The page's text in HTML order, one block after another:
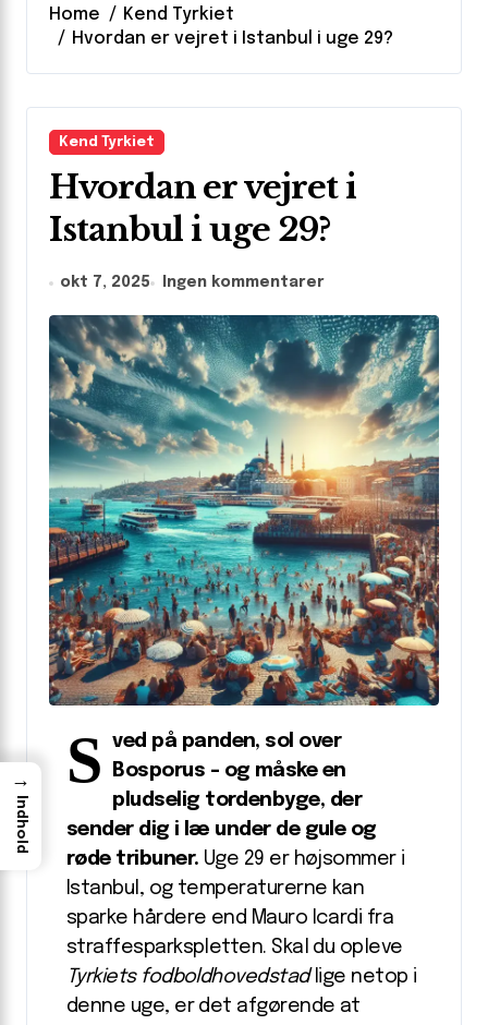
Home
Kend Tyrkiet
Hvordan er vejret i Istanbul i uge 29?
Kend Tyrkiet
Hvordan er vejret i
Istanbul i uge 29?
okt 7, 2025 Ingen kommentarer
S
ved på panden, sol over
Bosporus – og måske en
pludselig tordenbyge, der
sender dig i læ under de gule og
røde tribuner. Uge 29 er højsommer i
Istanbul, og temperaturerne kan
sparke hårdere end Mauro Icardi fra
straffesparkspletten. Skal du opleve
Tyrkiets fodboldhovedstadlige netop i
denne uge, er det afgørende at
→
Indhold